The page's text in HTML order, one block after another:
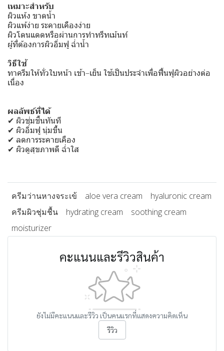
เหมาะสำหรับ
ผิวแห้ง ขาดน้ำ
ผิวแพ้ง่าย ระคายเคืองง่าย
ผิวโดนแดดหรือผ่านการทำทรีทเม้นท์
ผู้ที่ต้องการผิวอิ่มฟู ฉ่ำน้ำ
วิธีใช้
ทาครีมให้ทั่วใบหน้า เช้า–เย็น ใช้เป็นประจำเพื่อฟื้นฟูผิวอย่างต่อ
เนื่อง
ผลลัพธ์ที่ได้
✔ ผิวชุ่มชื้นทันที
✔ ผิวอิ่มฟู นุ่มขึ้น
✔ ลดการระคายเคือง
✔ ผิวดูสุขภาพดี ฉ่ำใส
ครีมว่านหางจระเข้ aloe vera cream
hyaluronic cream
ครีมผิวชุ่มชื้น
hydrating cream
soothing cream
moisturizer
คะแนนและรีวิวสินค้า
ยังไม่มีคะแนนและรีวิว เป็นคนแรกที่แสดงความคิดเห็น
รีวิว